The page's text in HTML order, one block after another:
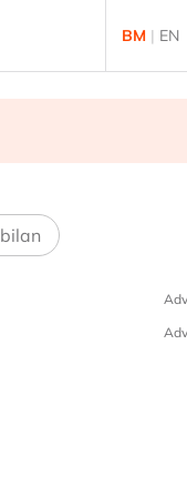
BM | EN